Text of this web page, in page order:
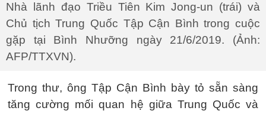
Nhà lãnh đạo Triều Tiên Kim Jong-un (trái) và
Chủ tịch Trung Quốc Tập Cận Bình trong cuộc
gặp tại Bình Nhưỡng ngày 21/6/2019. (Ảnh:
AFP/TTXVN).
Trong thư, ông Tập Cận Bình bày tỏ sẵn sàng
tăng cường mối quan hệ giữa Trung Quốc và